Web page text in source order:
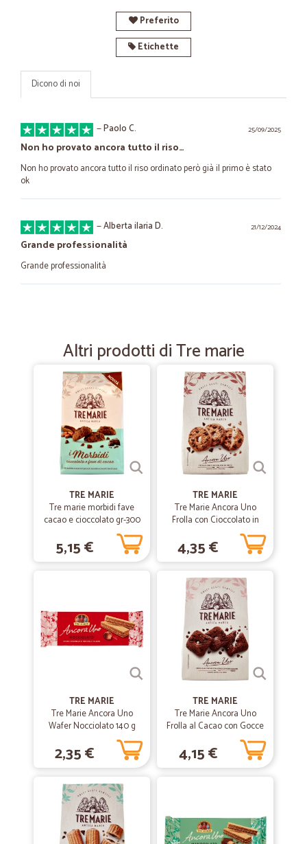
Preferito
Etichette
Dicono di noi
25/09/2025
—Paolo C.
Non ho provato ancora tutto il riso…
Non ho provato ancora tutto il riso ordinato però già il primo è stato
ok
21/12/2024
—Alberta ilaria D.
Grande professionalità
Grande professionalità
Velocissimi e imballaggio super professionale GRAZIE
—Lina M.
Mi son trovata bene.....quando sono…
Mi son trovata bene.....quando sono fuori dalla mia città di residenza
cerco sempre di ordinare da Voi quello che mi serve. Vi faccio i miei
complimenti. Grazie.
20/03/2022
—Serena M.
Tutto perfetto come sempre...arrivato…
Tutto perfetto come sempre...arrivato tempi previsti tutto all insegna
delle aspettative
Merce conforme
Merce conforme, tempi rapidi.
tutto perfetto
tutto perfetto
ottima qualità dei prodotti
ottima qualità dei prodotti, precisa la consegna anche con i mezzi
regrigerati. molto molto soddisfatta.
Altri prodotti di Tre marie
TRE MARIE
Tre marie morbidi fave
cacao e cioccolato gr-300
5,15 €
TRE MARIE
Tre Marie Ancora Uno
Frolla con Cioccolato in
4,35 €
TRE MARIE
Tre Marie Ancora Uno
Wafer Nocciolato 140 g
2,35 €
TRE MARIE
Tre Marie Ancora Uno
Frolla al Cacao con Gocce
di Cioccolato 315 g
4,15 €